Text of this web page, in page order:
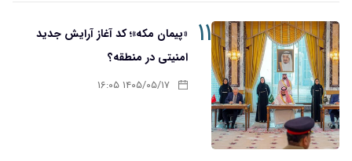
۱۱
«پیمان مکه»؛ کد آغاز آرایش جدید
امنیتی در منطقه؟
۱۴۰۵/۰۵/۱۷ ۱۶:۰۵